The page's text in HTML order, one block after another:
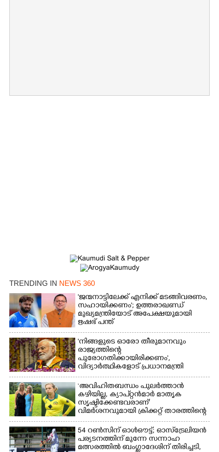
TRENDING IN NEWS 360
'ജന്മനാട്ടിലേക്ക് എനിക്ക് മടങ്ങിവരണം,
സഹായിക്കണം'; ഉത്തരാഖണ്ഡ്
മുഖ്യമന്ത്രിയോട് അപേക്ഷയുമായി
ഋഷഭ് പന്ത്
'നിങ്ങളുടെ ഓരോ തീരുമാനവും
രാജ്യത്തിന്റെ
പുരോഗതിക്കായിരിക്കണം',​
വിദ്യാർത്ഥികളോട് പ്രധാനമന്ത്രി
‘അവിഹിതബന്ധം പുലർത്താൻ
കഴിയില്ല,​ ക്യാപ്റ്റൻമാർ മാതൃക
സൃഷ്ടിക്കേണ്ടവരാണ്'
വിമർശനവുമായി ക്രിക്കറ്റ് താരത്തിന്റെ
ഭാര്യ
54 റൺസിന് ഓൾഔട്ട്; ഓസ്‌ട്രേലിയൻ
പര്യടനത്തിന് മുന്നേ സന്നാഹ
മത്സരത്തിൽ ബംഗ്ലാദേശിന് തിരിച്ചടി,